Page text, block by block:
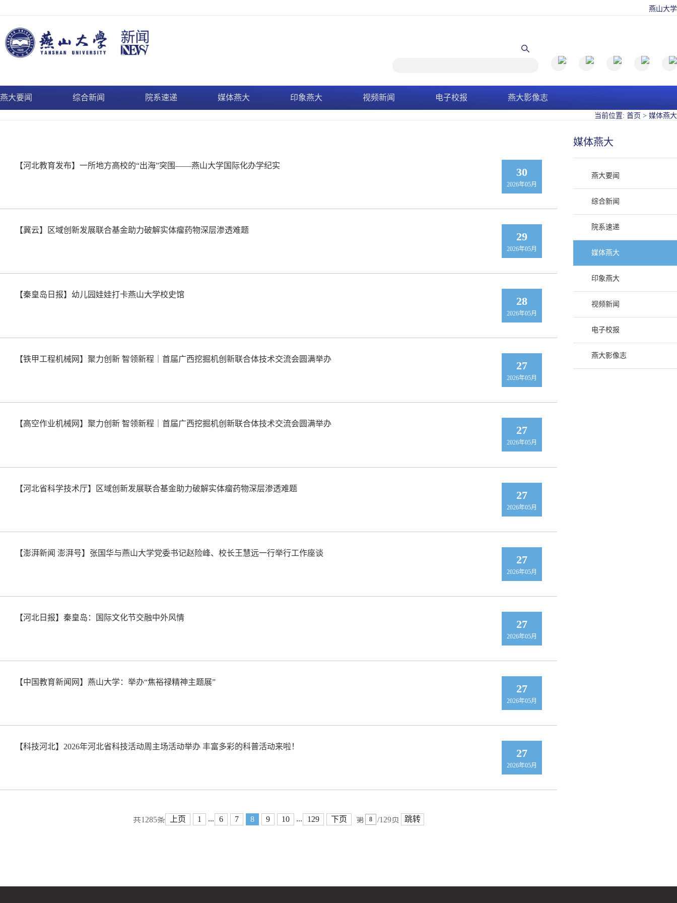
燕山大学
燕大要闻 综合新闻 院系速递 媒体燕大 印象燕大 视频新闻 电子校报 燕大影像志
当前位置: 首页 > 媒体燕大
媒体燕大
燕大要闻
综合新闻
院系速递
媒体燕大
印象燕大
视频新闻
电子校报
燕大影像志
30
2026年05月
【河北教育发布】一所地方高校的“出海”突围——燕山大学国际化办学纪实
29
2026年05月
【冀云】区域创新发展联合基金助力破解实体瘤药物深层渗透难题
28
2026年05月
【秦皇岛日报】幼儿园娃娃打卡燕山大学校史馆
27
2026年05月
【铁甲工程机械网】聚力创新 智领新程｜首届广西挖掘机创新联合体技术交流会圆满举办
27
2026年05月
【高空作业机械网】聚力创新 智领新程｜首届广西挖掘机创新联合体技术交流会圆满举办
27
2026年05月
【河北省科学技术厅】区域创新发展联合基金助力破解实体瘤药物深层渗透难题
27
2026年05月
【澎湃新闻 澎湃号】张国华与燕山大学党委书记赵险峰、校长王慧远一行举行工作座谈
27
2026年05月
【河北日报】秦皇岛：国际文化节交融中外风情
27
2026年05月
【中国教育新闻网】燕山大学：举办“焦裕禄精神主题展”
27
2026年05月
【科技河北】2026年河北省科技活动周主场活动举办 丰富多彩的科普活动来啦！
共1285条 上页 1 ... 6 7 8 9 10 ... 129 下页 第 /129页 跳转